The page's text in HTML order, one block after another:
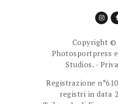
Copyright ©
Photosportpress
Studios. -
Registrazione
registri in data